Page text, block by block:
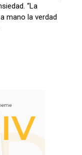
“La
mano la verdad